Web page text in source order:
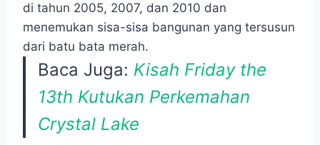
di tahun 2005, 2007, dan 2010 dan
menemukan sisa-sisa bangunan yang tersusun
dari batu bata merah.
Baca Juga: Kisah Friday the
13th Kutukan Perkemahan
Crystal Lake